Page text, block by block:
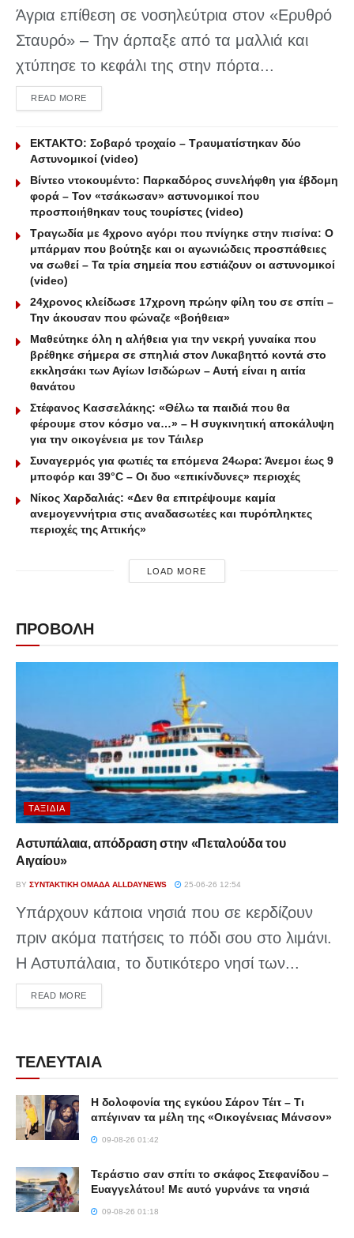
Άγρια επίθεση σε νοσηλεύτρια στον «Ερυθρό
Σταυρό» – Την άρπαξε από τα μαλλιά και
χτύπησε το κεφάλι της στην πόρτα...
READ MOREDETAILS
ΕΚΤΑΚΤΟ: Σοβαρό τροχαίο – Τραυματίστηκαν δύο
Αστυνομικοί (video)
Βίντεο ντοκουμέντο: Παρκαδόρος συνελήφθη για έβδομη
φορά – Τον «τσάκωσαν» αστυνομικοί που
προσποιήθηκαν τους τουρίστες (video)
Τραγωδία με 4χρονο αγόρι που πνίγηκε στην πισίνα: O
μπάρμαν που βούτηξε και οι αγωνιώδεις προσπάθειες
να σωθεί – Τα τρία σημεία που εστιάζουν οι αστυνομικοί
(video)
24χρονος κλείδωσε 17χρονη πρώην φίλη του σε σπίτι –
Την άκουσαν που φώναζε «βοήθεια»
Μαθεύτηκε όλη η αλήθεια για την νεκρή γυναίκα που
βρέθηκε σήμερα σε σπηλιά στον Λυκαβηττό κοντά στο
εκκλησάκι των Αγίων Ισιδώρων – Αυτή είναι η αιτία
θανάτου
Στέφανος Κασσελάκης: «Θέλω τα παιδιά που θα
φέρουμε στον κόσμο να…» – Η συγκινητική αποκάλυψη
για την οικογένεια με τον Τάιλερ
Συναγερμός για φωτιές τα επόμενα 24ωρα: Άνεμοι έως 9
μποφόρ και 39°C – Οι δυο «επικίνδυνες» περιοχές
Νίκος Χαρδαλιάς: «Δεν θα επιτρέψουμε καμία
ανεμογεννήτρια στις αναδασωτέες και πυρόπληκτες
περιοχές της Αττικής»
LOAD MORE
ΠΡΟΒΟΛΗ
ΤΑΞΊΔΙΑ
Αστυπάλαια, απόδραση στην «Πεταλούδα του
Αιγαίου»
BY ΣΥΝΤΑΚΤΙΚΉ ΟΜΆΔΑ ALLDAYNEWS 25-06-26 12:54
Υπάρχουν κάποια νησιά που σε κερδίζουν
πριν ακόμα πατήσεις το πόδι σου στο λιμάνι.
Η Αστυπάλαια, το δυτικότερο νησί των...
READ MOREDETAILS
ΤΕΛΕΥΤΑΙΑ
Η δολοφονία της εγκύου Σάρον Τέιτ – Τι
απέγιναν τα μέλη της «Οικογένειας Μάνσον»
09-08-26 01:42
Τεράστιο σαν σπίτι το σκάφος Στεφανίδου –
Ευαγγελάτου! Με αυτό γυρνάνε τα νησιά
09-08-26 01:18